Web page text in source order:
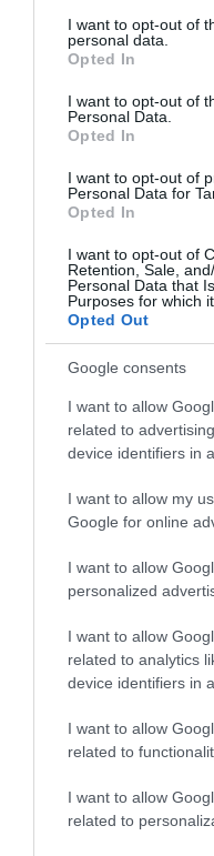
not limited to your visit
grant or deny consent to
use your data for below
consent section.
I want to opt-out of
personal data.
Opted In
I want to opt-out of
Personal Data.
Opted In
I want to opt-out of
Personal Data for
Opted In
I want to opt-out of
Retention, Sale,
Personal Data that
Purposes for which
Opted Out
Google consents
I want to allow
related to
device identifiers in
I want to allow my
Google for online
I want to allow
personalized
I want to allow
related to analytics
device identifiers in
I want to allow
related to
I want to allow
related to
Η αποστολή
«Κατ’ Οίκον»
διαδικασία με
μας στον ΕΟΠΥΥ
συνεργάτες
ότι έχουμε
μία εξαιρετικά
διαδικασία
ασθενείς πουν
πλατφόρμα μας»,
Καρποδίνη και
Στον ΕΟΠΥΥ
εκείνων που ήδη
διαρκώς για ένα
Για μας στον
μας είναι και θα
προτεραιότητα.
Ως ένας
Οργανισμός,